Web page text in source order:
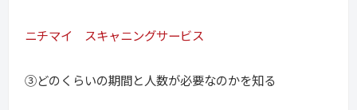
ニチマイ スキャニングサービス
③どのくらいの期間と人数が必要なのかを知る